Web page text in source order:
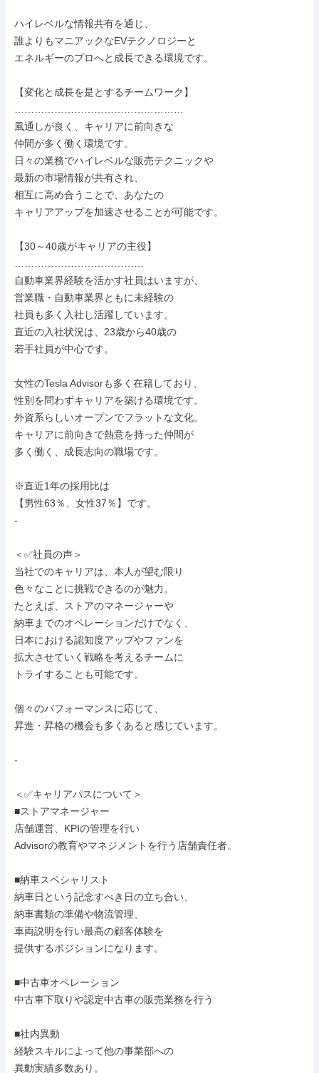
ハイレベルな情報共有を通じ、
誰よりもマニアックなEVテクノロジーと
エネルギーのプロへと成長できる環境です。
【変化と成長を是とするチームワーク】
風通しが良く、キャリアに前向きな
仲間が多く働く環境です。
日々の業務でハイレベルな販売テクニックや
最新の市場情報が共有され、
相互に高め合うことで、あなたの
キャリアアップを加速させることが可能です。
【30～40歳がキャリアの主役】
自動車業界経験を活かす社員はいますが、
営業職・自動車業界ともに未経験の
社員も多く入社し活躍しています。
直近の入社状況は、23歳から40歳の
若手社員が中心です。
女性のTesla Advisorも多く在籍しており、
性別を問わずキャリアを築ける環境です。
外資系らしいオープンでフラットな文化。
キャリアに前向きで熱意を持った仲間が
多く働く、成長志向の職場です。
※直近1年の採用比は
【男性63％、女性37％】です。
-
＜✅社員の声＞
当社でのキャリアは、本人が望む限り
色々なことに挑戦できるのが魅力。
たとえば、ストアのマネージャーや
納車までのオペレーションだけでなく、
日本における認知度アップやファンを
拡大させていく戦略を考えるチームに
トライすることも可能です。
個々のパフォーマンスに応じて、
昇進・昇格の機会も多くあると感じています。
-
＜✅キャリアパスについて＞
■ストアマネージャー
店舗運営、KPIの管理を行い
Advisorの教育やマネジメントを行う店舗責任者。
■納車スペシャリスト
納車日という記念すべき日の立ち合い、
納車書類の準備や物流管理、
車両説明を行い最高の顧客体験を
提供するポジションになります。
■中古車オペレーション
中古車下取りや認定中古車の販売業務を行う
■社内異動
経験スキルによって他の事業部への
異動実績多数あり。